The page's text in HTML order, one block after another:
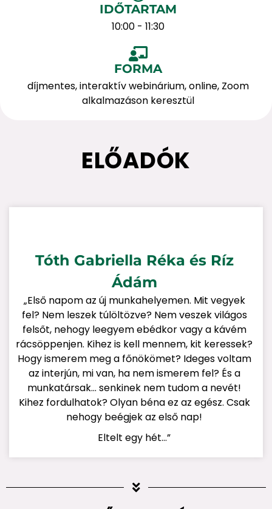
IDŐTARTAM
10:00 - 11:30
FORMA
díjmentes, interaktív webinárium, online, Zoom
alkalmazáson keresztül
ELŐADÓK
Tóth Gabriella Réka és Ríz
Ádám
„Első napom az új munkahelyemen. Mit vegyek
fel? Nem leszek túlöltözve? Nem veszek világos
felsőt, nehogy leegyem ebédkor vagy a kávém
rácsöppenjen. Kihez is kell mennem, kit keressek?
Hogy ismerem meg a főnökömet? Ideges voltam
az interjún, mi van, ha nem ismerem fel? És a
munkatársak… senkinek nem tudom a nevét!
Kihez fordulhatok? Olyan béna ez az egész. Csak
nehogy beégjek az első nap!
Eltelt egy hét…”